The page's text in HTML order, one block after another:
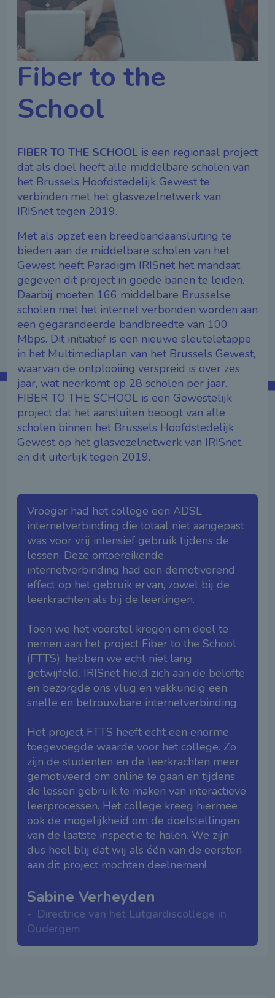
Fiber to the
School
FIBER TO THE SCHOOL is een regionaal project
dat als doel heeft alle middelbare scholen van
het Brussels Hoofdstedelijk Gewest te
verbinden met het glasvezelnetwerk van
IRISnet tegen 2019.
Met als opzet een breedbandaansluiting te
bieden aan de middelbare scholen van het
Gewest heeft Paradigm IRISnet het mandaat
gegeven dit project in goede banen te leiden.
Daarbij moeten 166 middelbare Brusselse
scholen met het internet verbonden worden aan
een gegarandeerde bandbreedte van 100
Mbps. Dit initiatief is een nieuwe sleuteletappe
in het Multimediaplan van het Brussels Gewest,
waarvan de ontplooiing verspreid is over zes
jaar, wat neerkomt op 28 scholen per jaar.
FIBER TO THE SCHOOL is een Gewestelijk
project dat het aansluiten beoogt van alle
scholen binnen het Brussels Hoofdstedelijk
Gewest op het glasvezelnetwerk van IRISnet,
en dit uiterlijk tegen 2019.
Vroeger had het college een ADSL
internetverbinding die totaal niet aangepast
was voor vrij intensief gebruik tijdens de
lessen. Deze ontoereikende
internetverbinding had een demotiverend
effect op het gebruik ervan, zowel bij de
leerkrachten als bij de leerlingen.
Toen we het voorstel kregen om deel te
nemen aan het project Fiber to the School
(FTTS), hebben we echt niet lang
getwijfeld. IRISnet hield zich aan de belofte
en bezorgde ons vlug en vakkundig een
snelle en betrouwbare internetverbinding.
Het project FTTS heeft echt een enorme
toegevoegde waarde voor het college. Zo
zijn de studenten en de leerkrachten meer
gemotiveerd om online te gaan en tijdens
de lessen gebruik te maken van interactieve
leerprocessen. Het college kreeg hiermee
ook de mogelijkheid om de doelstellingen
van de laatste inspectie te halen. We zijn
dus heel blij dat wij als één van de eersten
aan dit project mochten deelnemen!
Sabine Verheyden
Directrice van het Lutgardiscollege in
Oudergem